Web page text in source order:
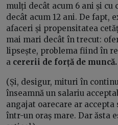
mulți decât acum 6 ani și
decât acum 12 ani. De fapt,
afaceri și propensitatea
mai mari decât în trecut:
lipsește, problema fiind în
a cererii de forță de muncă.
(Și, desigur, mituri în
înseamnă un salariu
angajat oarecare ar accepta
într-un oraș mare. Dar ăsta